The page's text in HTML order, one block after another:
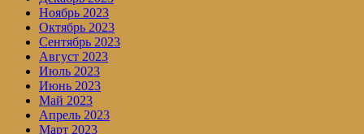
Ноябрь 2023
Октябрь 2023
Сентябрь 2023
Август 2023
Июль 2023
Июнь 2023
Май 2023
Апрель 2023
Март 2023